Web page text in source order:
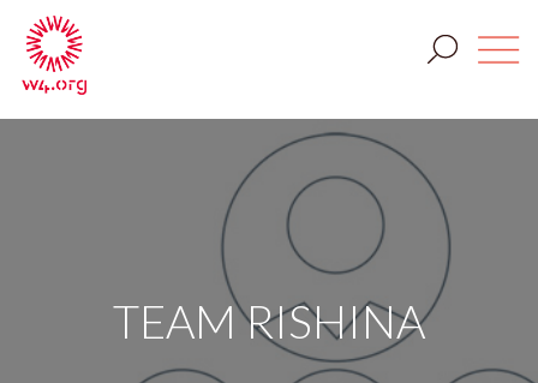
TEAM RISHINA